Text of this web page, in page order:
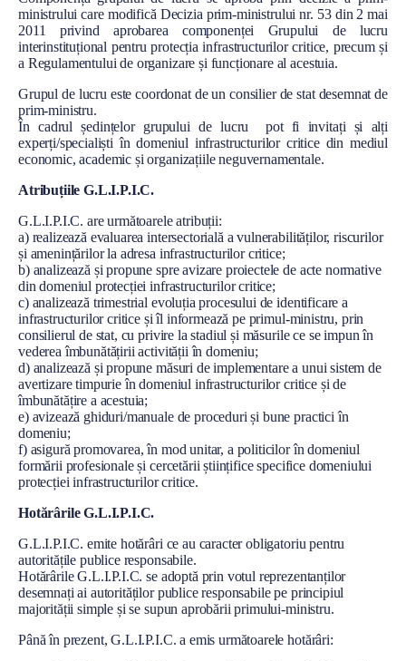
ministrului care modifică Decizia prim-ministrului nr. 53 din 2 mai
2011 privind aprobarea componenței Grupului de lucru
interinstituțional pentru protecția infrastructurilor critice, precum și
a Regulamentului de organizare și funcționare al acestuia.
Grupul de lucru este coordonat de un consilier de stat desemnat de
prim-ministru.
În cadrul ședințelor grupului de lucru pot fi invitați și alți
experți/specialiști în domeniul infrastructurilor critice din mediul
economic, academic și organizațiile neguvernamentale.
Atribuțiile G.L.I.P.I.C.
G.L.I.P.I.C. are următoarele atribuții:
a) realizează evaluarea intersectorială a vulnerabilităților, riscurilor
și amenințărilor la adresa infrastructurilor critice;
b) analizează și propune spre avizare proiectele de acte normative
din domeniul protecției infrastructurilor critice;
c) analizează trimestrial evoluția procesului de identificare a
infrastructurilor critice și îl informează pe primul-ministru, prin
consilierul de stat, cu privire la stadiul și măsurile ce se impun în
vederea îmbunătățirii activității în domeniu;
d) analizează și propune măsuri de implementare a unui sistem de
avertizare timpurie în domeniul infrastructurilor critice și de
îmbunătățire a acestuia;
e) avizează ghiduri/manuale de proceduri și bune practici în
domeniu;
f) asigură promovarea, în mod unitar, a politicilor în domeniul
formării profesionale și cercetării științifice specifice domeniului
protecției infrastructurilor critice.
Hotărârile G.L.I.P.I.C.
G.L.I.P.I.C. emite hotărâri ce au caracter obligatoriu pentru
autoritățile publice responsabile.
Hotărârile G.L.I.P.I.C. se adoptă prin votul reprezentanților
desemnați ai autorităților publice responsabile pe principiul
majorității simple și se supun aprobării primului-ministru.
Până în prezent, G.L.I.P.I.C. a emis următoarele hotărâri: